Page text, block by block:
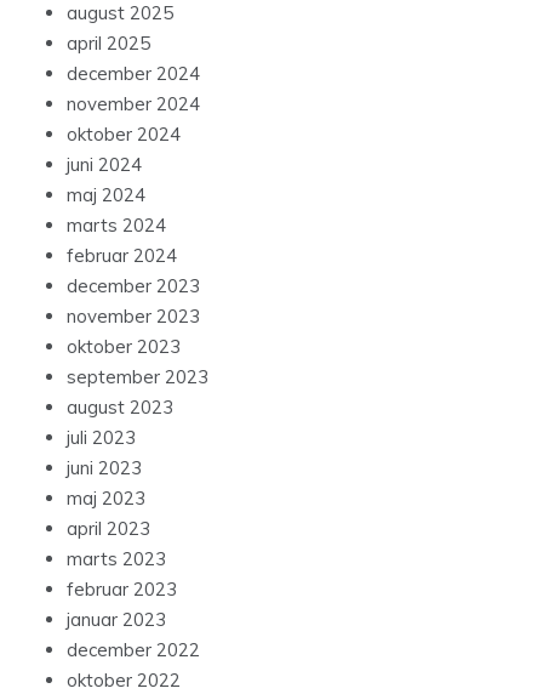
august 2025
april 2025
december 2024
november 2024
oktober 2024
juni 2024
maj 2024
marts 2024
februar 2024
december 2023
november 2023
oktober 2023
september 2023
august 2023
juli 2023
juni 2023
maj 2023
april 2023
marts 2023
februar 2023
januar 2023
december 2022
oktober 2022